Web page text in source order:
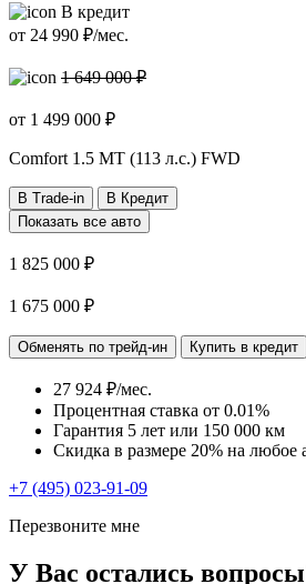
В кредит
от 24 990 ₽/мес.
1 649 000 ₽
от 1 499 000 ₽
Comfort 1.5 MT (113 л.с.) FWD
В Trade-in
В Кредит
Показать все авто
1 825 000 ₽
1 675 000 ₽
Обменять по трейд-ин Купить в кредит
27 924 ₽/мес.
Процентная ставка от 0.01%
Гарантия 5 лет или 150 000 км
Скидка в размере 20% на любое
+7 (495) 023-91-09
Перезвоните мне
У Вас остались